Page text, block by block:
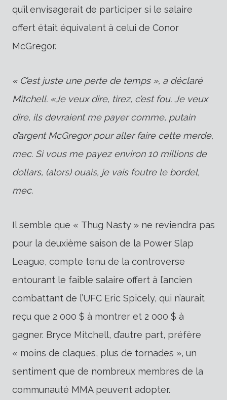
qu’il envisagerait de participer si le salaire
offert était équivalent à celui de Conor
McGregor.
« C’est juste une perte de temps », a déclaré
Mitchell. «Je veux dire, tirez, c’est fou. Je veux
dire, ils devraient me payer comme, putain
d’argent McGregor pour aller faire cette merde,
mec. Si vous me payez environ 10 millions de
dollars, (alors) ouais, je vais foutre le bordel,
mec.
Il semble que « Thug Nasty » ne reviendra pas
pour la deuxième saison de la Power Slap
League, compte tenu de la controverse
entourant le faible salaire offert à l’ancien
combattant de l’UFC Eric Spicely, qui n’aurait
reçu que 2 000 $ à montrer et 2 000 $ à
gagner. Bryce Mitchell, d’autre part, préfère
« moins de claques, plus de tornades », un
sentiment que de nombreux membres de la
communauté MMA peuvent adopter.